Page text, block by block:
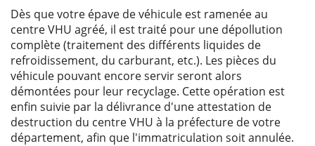
Dès que votre épave de véhicule est ramenée au
centre VHU agréé, il est traité pour une dépollution
complète (traitement des différents liquides de
refroidissement, du carburant, etc.). Les pièces du
véhicule pouvant encore servir seront alors
démontées pour leur recyclage. Cette opération est
enfin suivie par la délivrance d'une attestation de
destruction du centre VHU à la préfecture de votre
département, afin que l'immatriculation soit annulée.